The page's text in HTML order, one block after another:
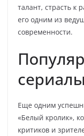
талант, страсть к
его одним из
современности.
сериалы
Еще одним
«Белый кролик»,
критиков и